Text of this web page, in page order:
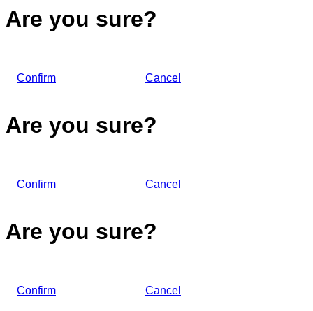
Are you sure?
Confirm Cancel
Are you sure?
Confirm Cancel
Are you sure?
Confirm Cancel